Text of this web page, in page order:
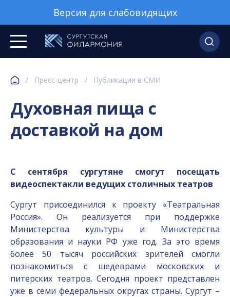
Версия для слабовидящих
/ Пресс-центр / Публикации в СМИ
Духовная пища с
доставкой на дом
С сентября сургутяне смогут посещать
видеоспектакли ведущих столичных театров
Сургут присоединился к проекту «Театральная
Россия». Он реализуется при поддержке
Министерства культуры и Министерства
образования и науки РФ уже год. За это время
более 50 тысяч российских зрителей смогли
познакомиться с шедеврами московских и
питерских театров. Сегодня проект представлен
уже в семи федеральных округах страны. Сургут –